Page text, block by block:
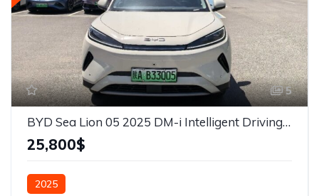
5
BYD Sea Lion 05 2025 DM-i Intelligent Driving Edition 115KM
25,800$
2025